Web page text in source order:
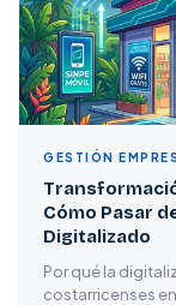
GESTIÓN
Cómo Pasar
Digitalizado
Por qué la
costarricenses